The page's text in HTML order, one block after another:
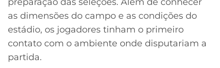
as dimensões do campo e as condições do
estádio, os jogadores tinham o primeiro
contato com o ambiente onde disputariam a
partida.